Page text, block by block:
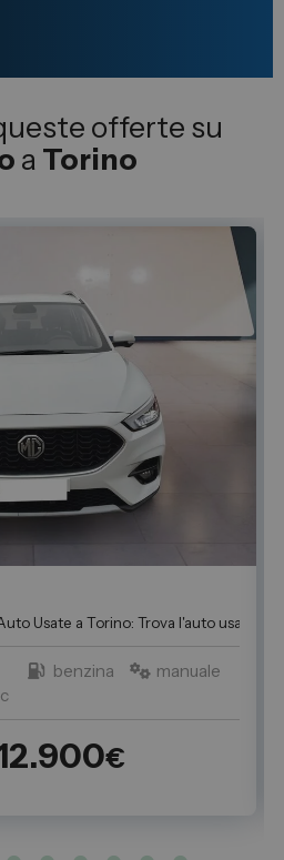
offerte su
a Torino
Usate a Torino: Trova l'auto usata
benzina
manuale
€